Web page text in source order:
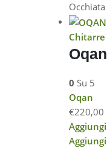
0 Su 5
Oqan
€220,00